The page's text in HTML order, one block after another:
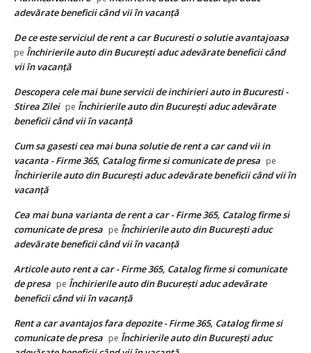
adevărate beneficii când vii în vacanță
De ce este serviciul de rent a car Bucuresti o solutie avantajoasa
pe Închirierile auto din București aduc adevărate beneficii când
vii în vacanță
Descopera cele mai bune servicii de inchirieri auto in Bucuresti -
Stirea Zilei pe Închirierile auto din București aduc adevărate
beneficii când vii în vacanță
Cum sa gasesti cea mai buna solutie de rent a car cand vii in
vacanta - Firme 365, Catalog firme si comunicate de presa pe
Închirierile auto din București aduc adevărate beneficii când vii în
vacanță
Cea mai buna varianta de rent a car - Firme 365, Catalog firme si
comunicate de presa pe Închirierile auto din București aduc
adevărate beneficii când vii în vacanță
Articole auto rent a car - Firme 365, Catalog firme si comunicate
de presa pe Închirierile auto din București aduc adevărate
beneficii când vii în vacanță
Rent a car avantajos fara depozite - Firme 365, Catalog firme si
comunicate de presa pe Închirierile auto din București aduc